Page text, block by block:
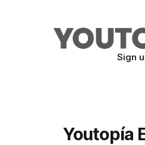
Sign
Youtopía